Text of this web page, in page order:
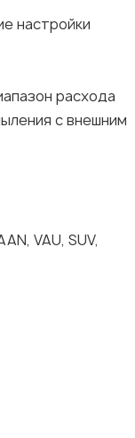
настройки
расхода
с внешним
VAU, SUV,